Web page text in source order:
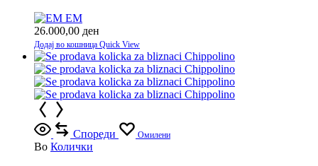
EM
26.000,00 ден
Додај во кошница Quick View
Спореди Омилени
Во Колички